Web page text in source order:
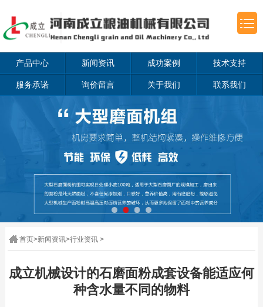
产品中心 新闻资讯 成功案例 技术支持
服务承诺 询价留言 关于我们 联系我们
首页>新闻资讯>行业资讯 >
成立机械设计的石磨面粉成套设备能适应何
种含水量不同的物料